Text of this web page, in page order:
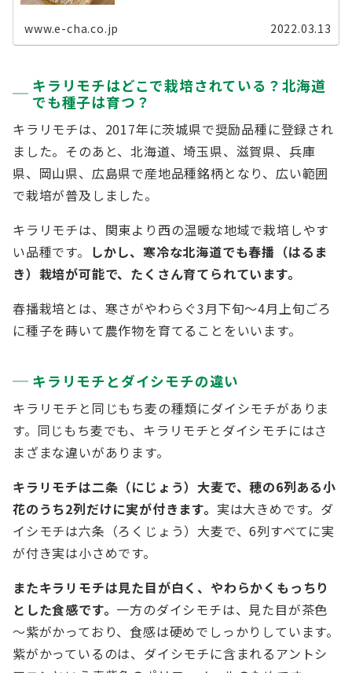
www.e-cha.co.jp 2022.03.13
キラリモチはどこで栽培されている？北海道
でも種子は育つ？
キラリモチは、2017年に茨城県で奨励品種に登録され
ました。そのあと、北海道、埼玉県、滋賀県、兵庫
県、岡山県、広島県で産地品種銘柄となり、広い範囲
で栽培が普及しました。
キラリモチは、関東より西の温暖な地域で栽培しやす
い品種です。 しかし、寒冷な北海道でも春播（はるま
き）栽培が可能で、たくさん育てられています。
春播栽培とは、寒さがやわらぐ3月下旬～4月上旬ごろ
に種子を蒔いて農作物を育てることをいいます。
キラリモチとダイシモチの違い
キラリモチと同じもち麦の種類にダイシモチがありま
す。同じもち麦でも、キラリモチとダイシモチにはさ
まざまな違いがあります。
キラリモチは二条（にじょう）大麦で、穂の6列ある小
花のうち2列だけに実が付きます。 実は大きめです。ダ
イシモチは六条（ろくじょう）大麦で、6列すべてに実
が付き実は小さめです。
またキラリモチは見た目が白く、やわらかくもっちり
とした食感です。 一方のダイシモチは、見た目が茶色
～紫がかっており、食感は硬めでしっかりしています。
紫がかっているのは、ダイシモチに含まれるアントシ